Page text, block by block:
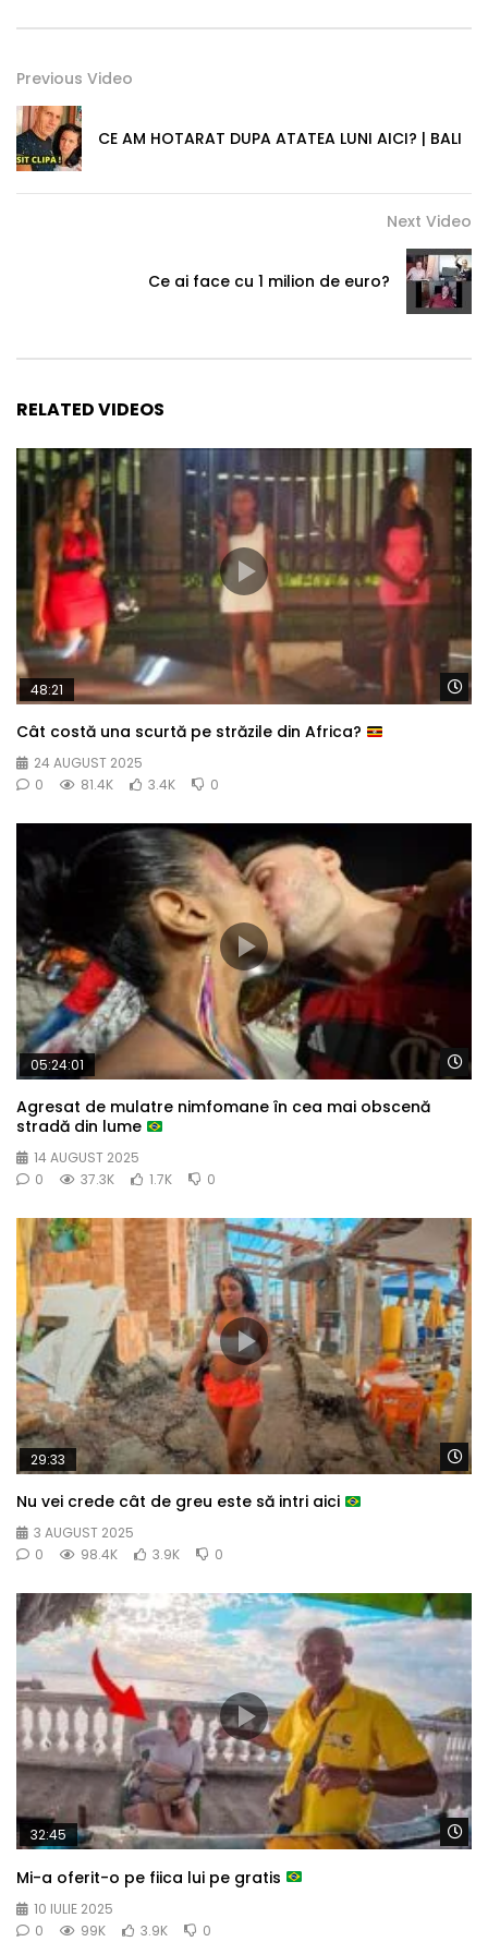
Previous Video
CE AM HOTARAT DUPA ATATEA LUNI AICI? | BALI
Next Video
Ce ai face cu 1 milion de euro?
RELATED VIDEOS
48:21
Cât costă una scurtă pe străzile din Africa?
24 AUGUST 2025
0
81.4K 3.4K 0
05:24:01
Agresat de mulatre nimfomane în cea mai obscenă
stradă din lume
14 AUGUST 2025
0
37.3K 1.7K 0
29:33
Nu vei crede cât de greu este să intri aici
3 AUGUST 2025
0
98.4K 3.9K 0
32:45
Mi-a oferit-o pe fiica lui pe gratis
10 IULIE 2025
0
99K 3.9K 0